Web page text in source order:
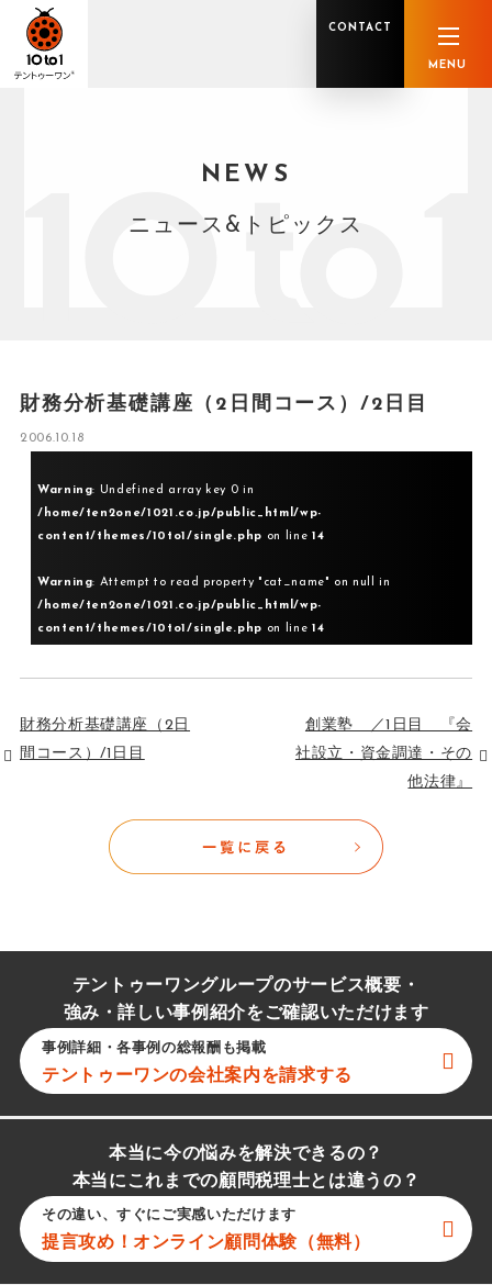
税理士業務
社会保険労務士業務 不動産鑑定士業務 行政書士業務
私たちの軌跡 グループ概要
CONTACT
MENU
NEWS
ニュース&トピックス
財務分析基礎講座（2日間コース）/2日目
2006.10.18
Warning: Undefined array key 0 in
/home/ten2one/1021.co.jp/public_html/wp-
content/themes/10to1/single.php on line 14
Warning: Attempt to read property "cat_name" on null in
/home/ten2one/1021.co.jp/public_html/wp-
content/themes/10to1/single.php on line 14
財務分析基礎講座（2日
間コース）/1日目
創業塾 ／1日目 『会
社設立・資金調達・その
他法律』
テントゥーワングループのサービス概要・
強み・詳しい事例紹介をご確認いただけます
事例詳細・各事例の総報酬も掲載
テントゥーワンの会社案内を請求する
本当に今の悩みを解決できるの？
本当にこれまでの顧問税理士とは違うの？
その違い、すぐにご実感いただけます
提言攻め！オンライン顧問体験（無料）